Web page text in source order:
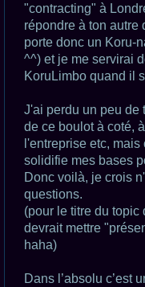
"contracting" à
répondre à ton autre
porte donc un Koru-
^^) et je me servirai
KoruLimbo quand il
J'ai perdu un peu de
de ce boulot à coté,
l'entreprise etc,
solidifie mes bases
Donc voilà, je crois
questions.
(pour le titre du topic
devrait mettre
haha)
Dans l’absolu c’est